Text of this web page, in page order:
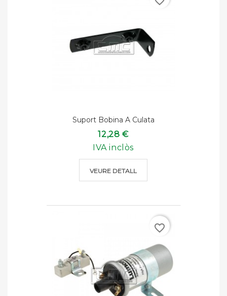
Suport Bobina A Culata
12,28 €
IVA inclòs
VEURE DETALL
favorite_border